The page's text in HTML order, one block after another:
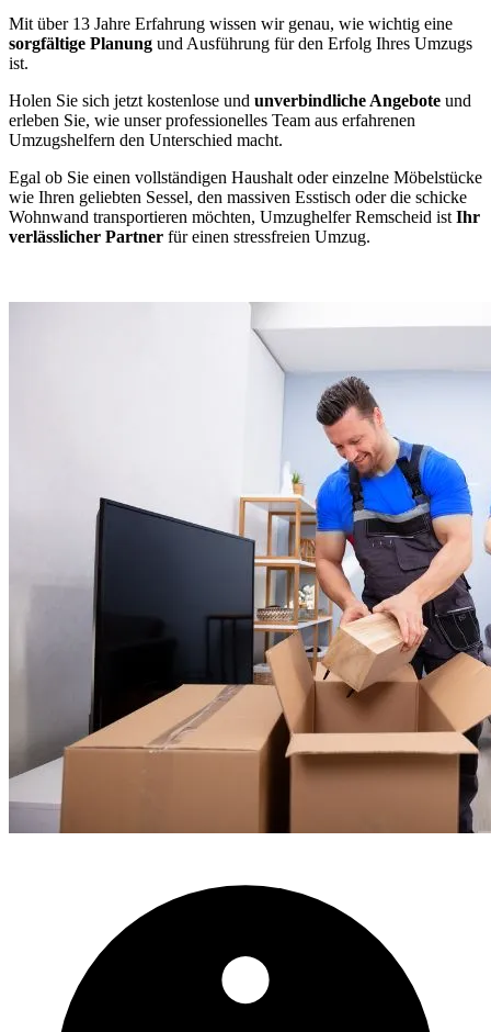
Mit über 13 Jahre Erfahrung wissen wir genau, wie wichtig eine
sorgfältige Planung und Ausführung für den Erfolg Ihres Umzugs
ist.
Holen Sie sich jetzt kostenlose und unverbindliche Angebote und
erleben Sie, wie unser professionelles Team aus erfahrenen
Umzugshelfern den Unterschied macht.
Egal ob Sie einen vollständigen Haushalt oder einzelne Möbelstücke
wie Ihren geliebten Sessel, den massiven Esstisch oder die schicke
Wohnwand transportieren möchten, Umzughelfer Remscheid ist Ihr
verlässlicher Partner für einen stressfreien Umzug.